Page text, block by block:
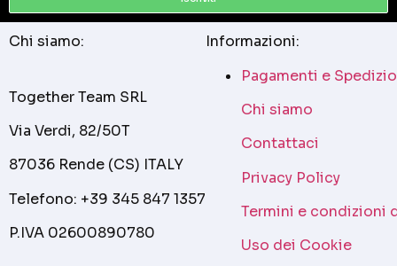
Chi siamo:
Together Team SRL
Via Verdi, 82/50T
87036 Rende (CS) ITALY
Telefono: +39 345 847 1357
P.IVA 02600890780
Informazioni:
Pagamenti e
Chi siamo
Contattaci
Privacy Policy
Termini e condizioni
Uso dei Cookie